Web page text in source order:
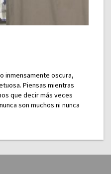
inmensamente oscura,
Piensas mientras
que decir más veces
son muchos ni nunca